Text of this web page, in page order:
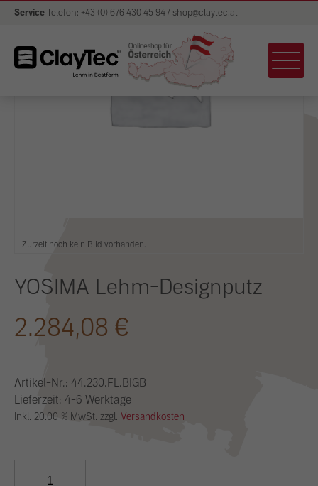
Service Telefon: +43 (0) 676 430 45 94 / shop@claytec.at
Zurzeit noch kein Bild vorhanden.
YOSIMA Lehm-Designputz
2.284,08 €
Artikel-Nr.: 44.230.FL.BIGB
Lieferzeit: 4-6 Werktage
Inkl. 20.00 % MwSt. zzgl. Versandkosten